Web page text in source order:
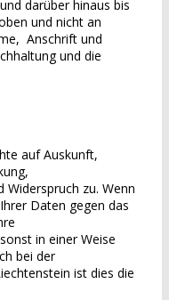
darüber hinaus bis
und nicht an
Anschrift und
und die
auf Auskunft,
zu. Wenn
Daten gegen das
in einer Weise
bei der
ist dies die